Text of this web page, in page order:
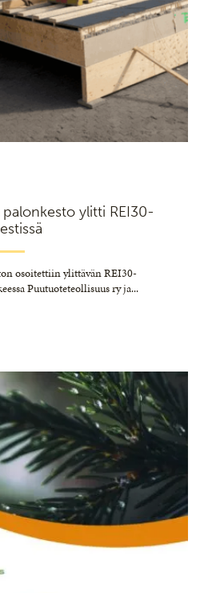
ylitti REI30-
osoitettiin ylittävän REI30-
Puutuoteteollisuus ry ja...